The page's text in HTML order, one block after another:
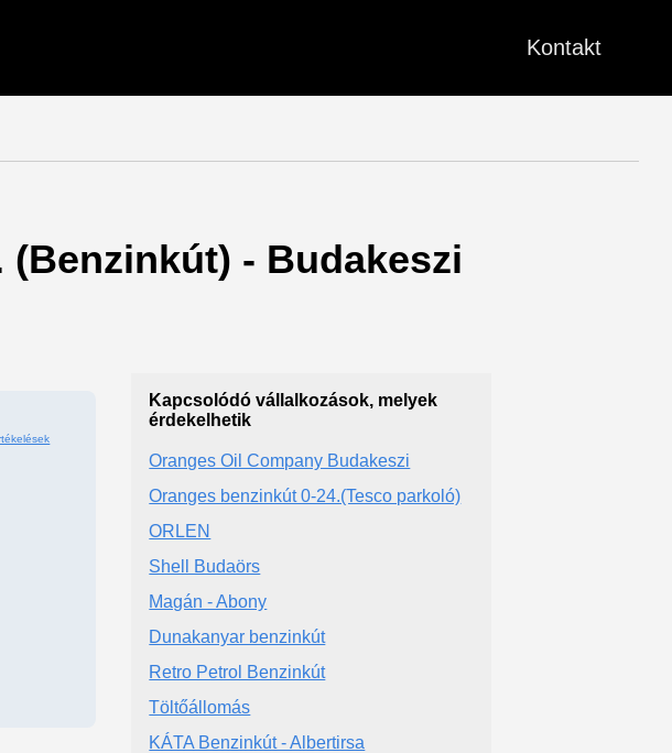
Kontakt
- Budakeszi
Kapcsolódó vállalkozások, melyek
érdekelhetik
Oranges Oil Company Budakeszi
Oranges benzinkút 0-24.(Tesco parkoló)
ORLEN
Shell Budaörs
Magán - Abony
Dunakanyar benzinkút
Retro Petrol Benzinkút
Töltőállomás
KÁTA Benzinkút - Albertirsa